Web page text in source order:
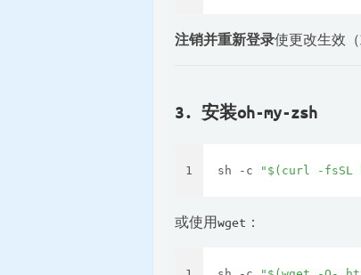
注销并重新登录使更改生效（
3. 安装oh-my-zsh
1 sh -c " $(curl -fsSL
或使用wget：